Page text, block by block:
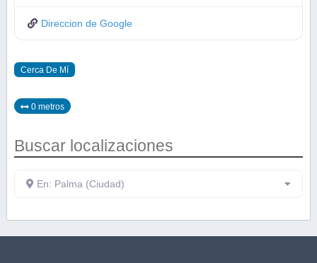
Direccion de Google
Cerca De Mí
0 metros
Buscar localizaciones
En: Palma (Ciudad)